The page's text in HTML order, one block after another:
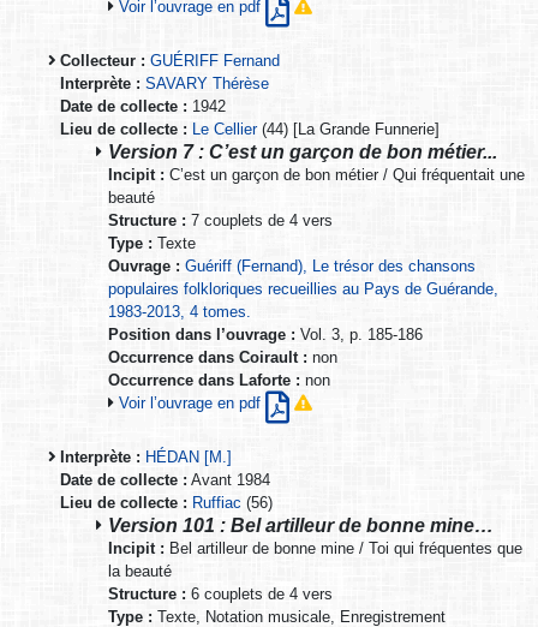
Voir l’ouvrage en pdf
Collecteur : GUÉRIFF Fernand
Interprète : SAVARY Thérèse
Date de collecte : 1942
Lieu de collecte : Le Cellier(44) [La Grande Funnerie]
Version 7 : C’est un garçon de bon métier...
Incipit : C’est un garçon de bon métier / Qui fréquentait une
beauté
Structure : 7 couplets de 4 vers
Type : Texte
Ouvrage : Guériff (Fernand), Le trésor des chansons
populaires folkloriques recueillies au Pays de Guérande,
1983-2013, 4 tomes.
Position dans l’ouvrage : Vol. 3, p. 185-186
Occurrence dans Coirault : non
Occurrence dans Laforte : non
Voir l’ouvrage en pdf
Interprète : HÉDAN [M.]
Date de collecte : Avant 1984
Lieu de collecte : Ruffiac (56)
Version 101 : Bel artilleur de bonne mine…
Incipit : Bel artilleur de bonne mine / Toi qui fréquentes que
la beauté
Structure : 6 couplets de 4 vers
Type : Texte, Notation musicale, Enregistrement